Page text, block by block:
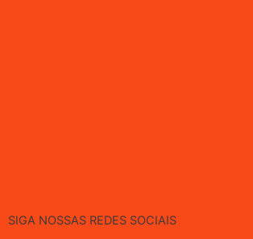
SIGA NOSSAS REDES SOCIAIS